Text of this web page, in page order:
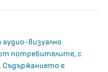
визуално
потребителите, с
Съдържанието е